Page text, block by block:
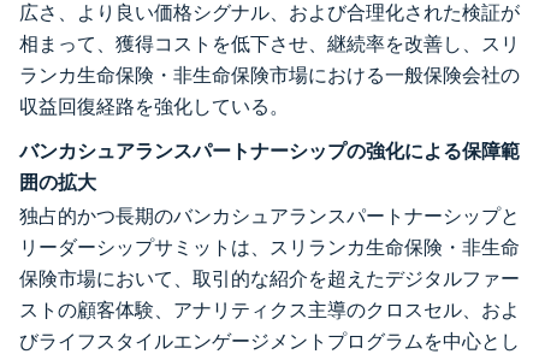
広さ、より良い価格シグナル、および合理化された検証が
相まって、獲得コストを低下させ、継続率を改善し、スリ
ランカ生命保険・非生命保険市場における一般保険会社の
収益回復経路を強化している。
バンカシュアランスパートナーシップの強化による保障範
囲の拡大
独占的かつ長期のバンカシュアランスパートナーシップと
リーダーシップサミットは、スリランカ生命保険・非生命
保険市場において、取引的な紹介を超えたデジタルファー
ストの顧客体験、アナリティクス主導のクロスセル、およ
びライフスタイルエンゲージメントプログラムを中心とし